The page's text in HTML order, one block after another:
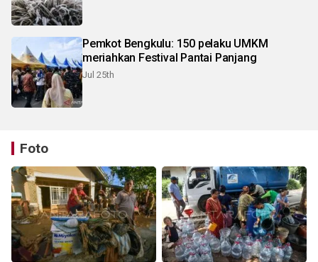
Pemkot Bengkulu: 150 pelaku UMKM
meriahkan Festival Pantai Panjang
Jul 25th
Foto